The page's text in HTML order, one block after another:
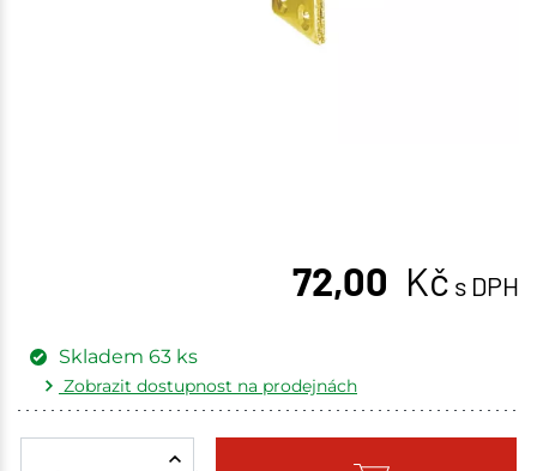
72,00 Kč s DPH
Skladem 63 ks
Zobrazit dostupnost na prodejnách